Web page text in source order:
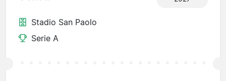
Stadio San Paolo
Serie A